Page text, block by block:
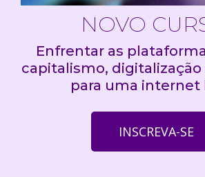
NOVO
Enfrentar as
capitalismo,
para uma internet
INSCREVA-SE